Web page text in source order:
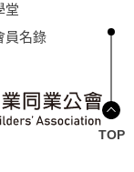
堂
員名錄
TOP